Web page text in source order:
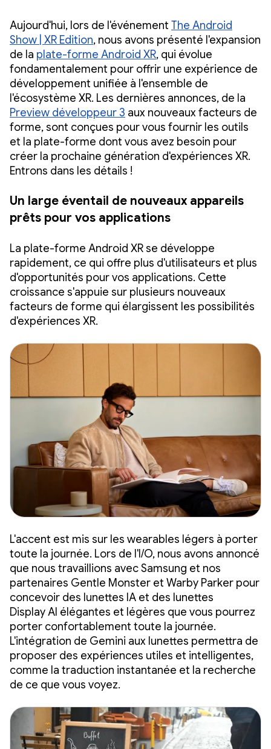
Aujourd'hui, lors de l'événement The Android
Show | XR Edition, nous avons présenté l'expansion
de la plate-forme Android XR, qui évolue
fondamentalement pour offrir une expérience de
développement unifiée à l'ensemble de
l'écosystème XR. Les dernières annonces, de la
Preview développeur 3 aux nouveaux facteurs de
forme, sont conçues pour vous fournir les outils
et la plate-forme dont vous avez besoin pour
créer la prochaine génération d'expériences XR.
Entrons dans les détails !
Un large éventail de nouveaux appareils
prêts pour vos applications
La plate-forme Android XR se développe
rapidement, ce qui offre plus d'utilisateurs et plus
d'opportunités pour vos applications. Cette
croissance s'appuie sur plusieurs nouveaux
facteurs de forme qui élargissent les possibilités
d'expériences XR.
L'accent est mis sur les wearables légers à porter
toute la journée. Lors de l'I/O, nous avons annoncé
que nous travaillions avec Samsung et nos
partenaires Gentle Monster et Warby Parker pour
concevoir des lunettes IA et des lunettes
Display AI élégantes et légères que vous pourrez
porter confortablement toute la journée.
L'intégration de Gemini aux lunettes permettra de
proposer des expériences utiles et intelligentes,
comme la traduction instantanée et la recherche
de ce que vous voyez.